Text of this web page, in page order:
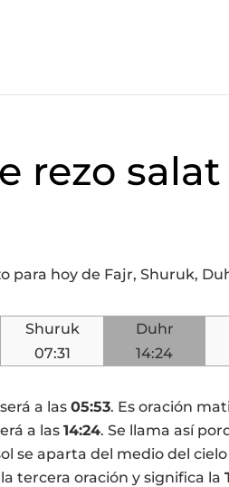
rezo
para hoy de Fajr, Shuruk,
Shuruk
07:31
Duhr
14:24
a las05:53. Es oración
a las14:24. Se llama así
se aparta del medio del
la tercera oración y significa la